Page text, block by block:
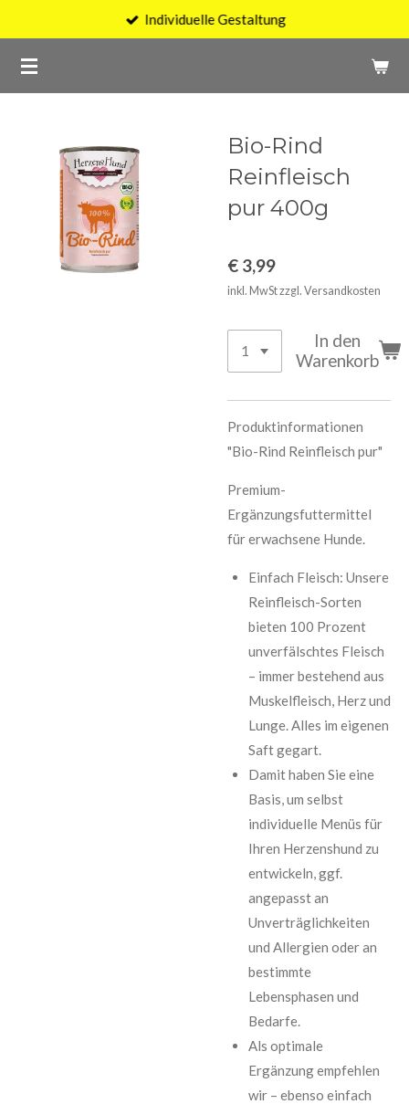
springen
Individuelle Gestaltung
Bio-Rind
Reinfleisch
pur 400g
€ 3,99
inkl. MwSt zzgl. Versandkosten
In den
Warenkorb
Produktinformationen
"Bio-Rind Reinfleisch pur"
Premium-
Ergänzungsfuttermittel
für erwachsene Hunde.
Einfach Fleisch: Unsere
Reinfleisch-Sorten
bieten 100 Prozent
unverfälschtes Fleisch
– immer bestehend aus
Muskelfleisch, Herz und
Lunge. Alles im eigenen
Saft gegart.
Damit haben Sie eine
Basis, um selbst
individuelle Menüs für
Ihren Herzenshund zu
entwickeln, ggf.
angepasst an
Unverträglichkeiten
und Allergien oder an
bestimmte
Lebensphasen und
Bedarfe.
Als optimale
Ergänzung empfehlen
wir – ebenso einfach